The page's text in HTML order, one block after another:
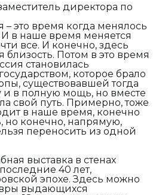
директора по
– это время когда менялось
И в наше время меняется
все. И конечно, здесь
близость. Потом в это время
становилась
которое брало
существовавшей тогда
и в полную мощь, но вместе
свой путь. Примерно, тоже
в наше время, конечно
но конечно, напрямую,
переносить из одной
выставка в стенах
40 лет,
эпохе. Здесь можно
выдающихся